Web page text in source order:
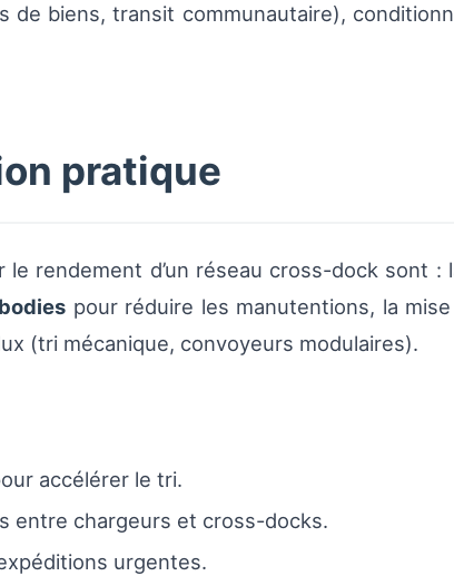
de biens, transit communautaire),
pratique
rendement d’un réseau cross-dock sont
pour réduire les manutentions, la
(tri mécanique, convoyeurs modulaires).
accélérer le tri.
entre chargeurs et cross-docks.
urgentes.